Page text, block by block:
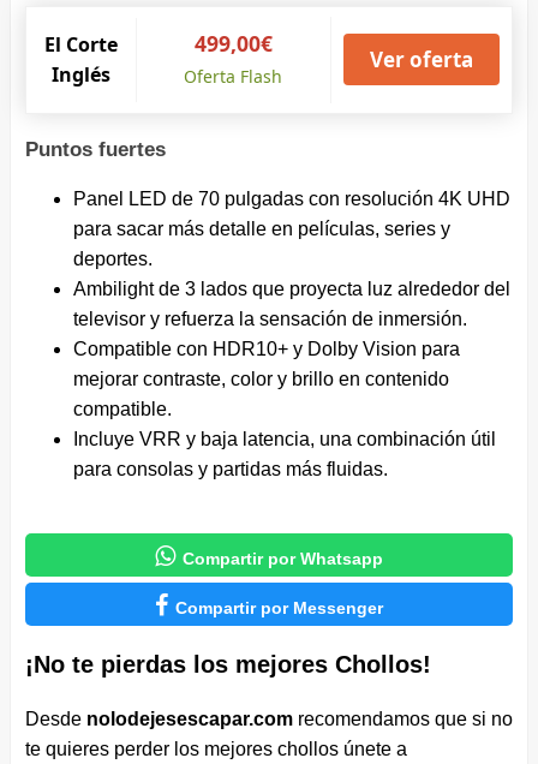
El Corte
Inglés
499,00€
Oferta Flash
Ver oferta
Puntos fuertes
Panel LED de 70 pulgadas con resolución 4K UHD
para sacar más detalle en películas, series y
deportes.
Ambilight de 3 lados que proyecta luz alrededor del
televisor y refuerza la sensación de inmersión.
Compatible con HDR10+ y Dolby Vision para
mejorar contraste, color y brillo en contenido
compatible.
Incluye VRR y baja latencia, una combinación útil
para consolas y partidas más fluidas.
 Compartir por Whatsapp
 Compartir por Messenger
¡No te pierdas los mejores Chollos!
Desde nolodejesescapar.comrecomendamos que si no
te quieres perder los mejores chollos únete a